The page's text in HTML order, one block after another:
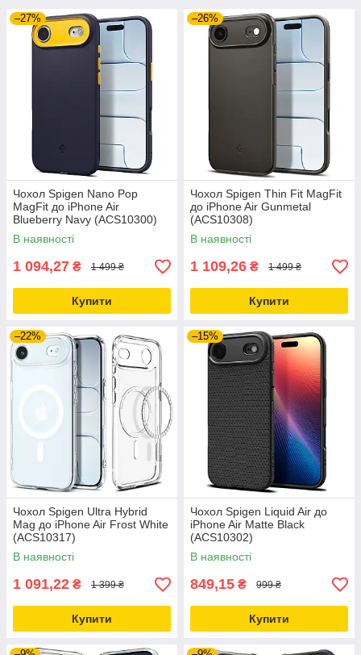
–27%
Чохол Spigen Nano Pop
MagFit до iPhone Air
Blueberry Navy (ACS10300)
В наявності
1 094,27 ₴ 1 499 ₴
Купити
–26%
Чохол Spigen Thin Fit MagFit
до iPhone Air Gunmetal
(ACS10308)
В наявності
1 109,26 ₴ 1 499 ₴
Купити
–22%
Чохол Spigen Ultra Hybrid
Mag до iPhone Air Frost White
(ACS10317)
В наявності
1 091,22 ₴ 1 399 ₴
Купити
–15%
Чохол Spigen Liquid Air до
iPhone Air Matte Black
(ACS10302)
В наявності
849,15 ₴ 999 ₴
Купити